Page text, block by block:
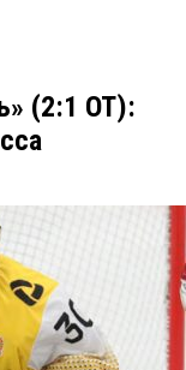
(2:1 ОТ):